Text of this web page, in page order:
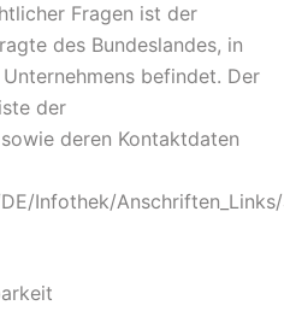
Fragen ist der
des Bundeslandes, in
befindet. Der
der
deren Kontaktdaten
Infothek/